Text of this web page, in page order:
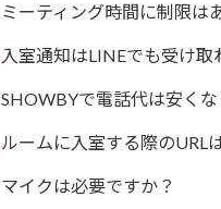
ミーティング時間に制限は
入室通知はLINEでも受け取
SHOWBYで電話代は安くな
ルームに入室する際のURL
マイクは必要ですか？